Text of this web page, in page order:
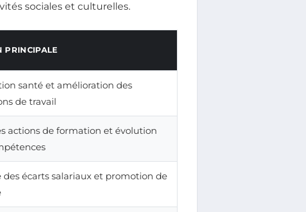
sociales et culturelles.
PRINCIPALE
santé et amélioration des
de travail
actions de formation et évolution
des écarts salariaux et promotion de